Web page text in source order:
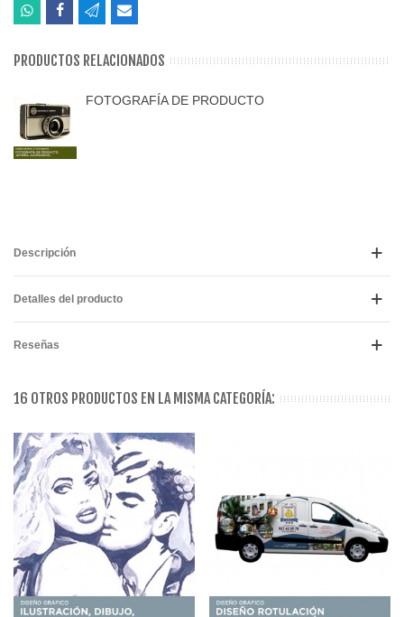
PRODUCTOS RELACIONADOS
FOTOGRAFÍA DE PRODUCTO
Descripción
Detalles del producto
Reseñas
16 OTROS PRODUCTOS EN LA MISMA CATEGORÍA: